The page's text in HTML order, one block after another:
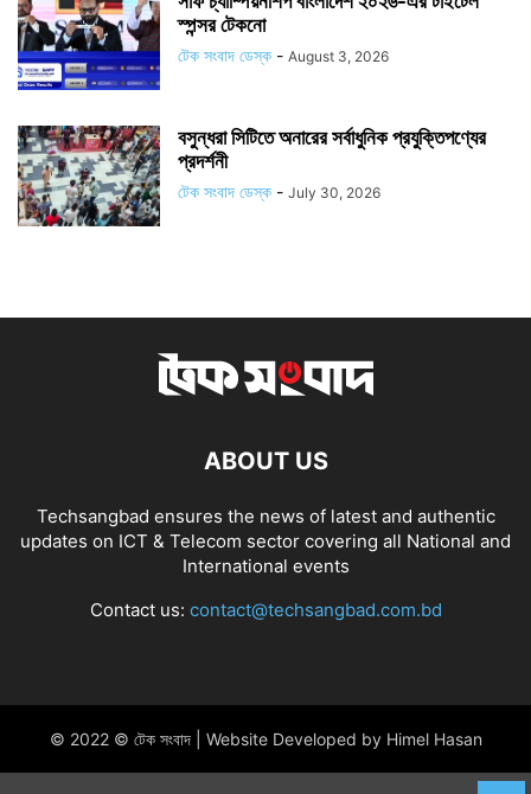
স্পন্সর টেকনো
টেক সংবাদ ডেস্ক - August 3, 2026
বসুন্ধরা সিটিতে অনারের সর্বাধুনিক প্রযুক্তিপণ্যের
প্রদর্শনী
টেক সংবাদ ডেস্ক - July 30, 2026
ABOUT US
Techsangbad ensures the news of latest and authentic
updates on ICT & Telecom sector covering all National and
International events
Contact us: contact@techsangbad.com.bd
© 2022 © টেক সংবাদ | Website Developed by Himel Hasan